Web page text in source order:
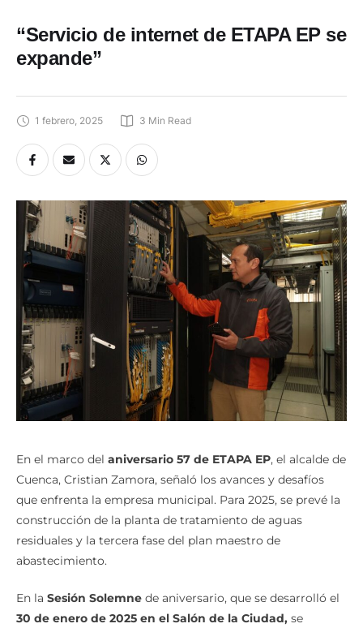
“Servicio de internet de ETAPA EP se
expande”
1 febrero, 2025 3 Min Read
En el marco del aniversario 57 de ETAPA EP, el alcalde de
Cuenca, Cristian Zamora, señaló los avances y desafíos
que enfrenta la empresa municipal. Para 2025, se prevé la
construcción de la planta de tratamiento de aguas
residuales y la tercera fase del plan maestro de
abastecimiento.
En la Sesión Solemne de aniversario, que se desarrolló el
30 de enero de 2025 en el Salón de la Ciudad, se